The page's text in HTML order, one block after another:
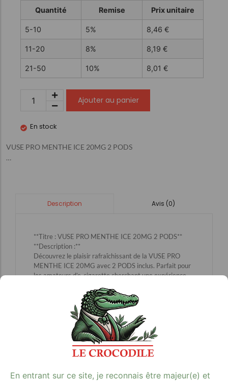
Quantité Remise Prix unitaire
5-10 5% 8,46 €
11-20 8% 8,19 €
21-50 10% 8,01 €
Ajouter au panier
En stock
VUSE PRO MENTHE ICE 20MG 2 PODS
…
Description Avis (0)
**Titre : VUSE PRO MENTHE ICE 20MG 2 PODS**
**Description :**
Découvrez le plaisir rafraîchissant de la VUSE PRO
MENTHE ICE 20MG avec 2 PODS inclus. Parfait pour
les amateurs d’e-cigarette cherchant une expérience
glaciale offre une sensation de fraîcheur intense à
chaque bouffée. Idéal pour les utilisateurs de tabac
souhaitant une alternative moderne et efficace.
Retrouvez ce produit sur notre site dédié à l’e-cigarette
et profitez d’une qualité garantie. Commandez dès
maintenant votre VUSE PRO MENTHE ICE 20MG 2
PODS et savourez une vape exceptionnelle.
**Mots-clés :** e-cigarette, tabac, qualité
En entrant sur ce site, je reconnais être majeur(e) et